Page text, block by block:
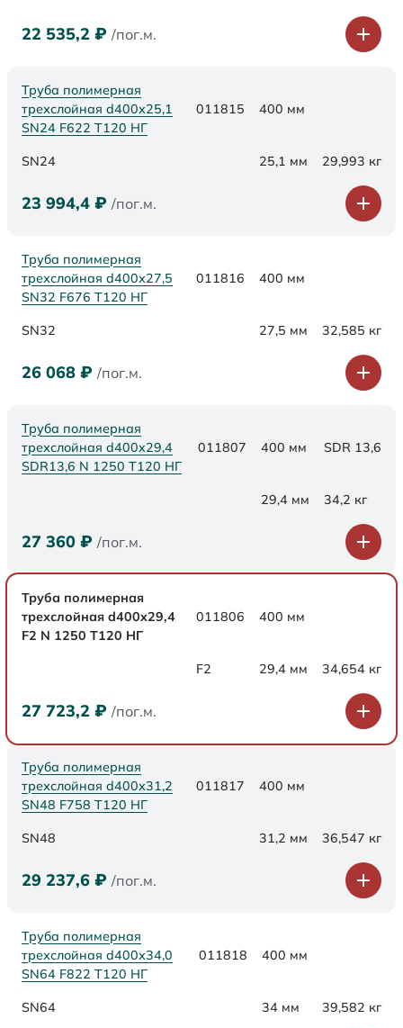
22 535,2 ₽ /пог.м.
Труба полимерная
трехслойная d400х25,1
SN24 F622 Т120 НГ
011815 400 мм
SN24 25,1 мм 29,993 кг
23 994,4 ₽ /пог.м.
Труба полимерная
трехслойная d400х27,5
SN32 F676 Т120 НГ
011816 400 мм
SN32 27,5 мм 32,585 кг
26 068 ₽ /пог.м.
Труба полимерная
трехслойная d400x29,4
SDR13,6 N 1250 Т120 НГ
011807 400 мм SDR 13,6
29,4 мм 34,2 кг
27 360 ₽ /пог.м.
Труба полимерная
трехслойная d400x29,4
F2 N 1250 Т120 НГ
011806 400 мм
F2 29,4 мм 34,654 кг
27 723,2 ₽ /пог.м.
Труба полимерная
трехслойная d400х31,2
SN48 F758 Т120 НГ
011817 400 мм
SN48 31,2 мм 36,547 кг
29 237,6 ₽ /пог.м.
Труба полимерная
трехслойная d400х34,0
SN64 F822 Т120 НГ
011818 400 мм
SN64 34 мм 39,582 кг